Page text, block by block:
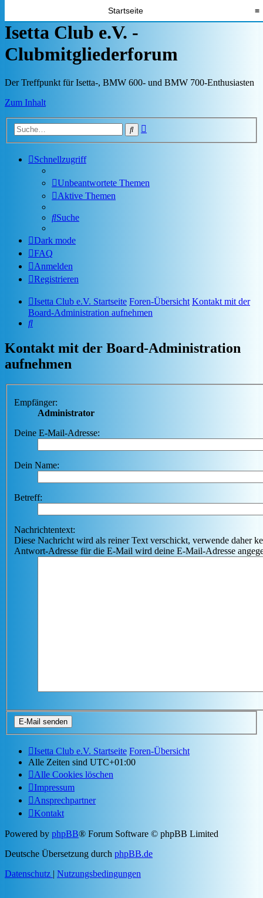
Startseite ≡
Isetta Club e.V. -
Clubmitgliederforum
Der Treffpunkt für Isetta-, BMW 600- und BMW 700-Enthusiasten
Zum Inhalt
Suche
Schnellzugriff
Unbeantwortete Themen
Aktive Themen
Suche
Dark mode
FAQ
Anmelden
Registrieren
Isetta Club e.V. Startseite Foren-Übersicht Kontakt mit der
Board-Administration aufnehmen
Suche
Kontakt mit der Board-Administration
aufnehmen
Empfänger:
Administrator
Deine E-Mail-Adresse:
Dein Name:
Betreff:
Nachrichtentext:
Diese Nachricht wird als reiner Text verschickt, verwende daher
Antwort-Adresse für die E-Mail wird deine E-Mail-Adresse
Isetta Club e.V. Startseite Foren-Übersicht
Alle Zeiten sind UTC+01:00
Alle Cookies löschen
Impressum
Ansprechpartner
Kontakt
Powered by phpBB® Forum Software © phpBB Limited
Deutsche Übersetzung durch phpBB.de
Datenschutz | Nutzungsbedingungen